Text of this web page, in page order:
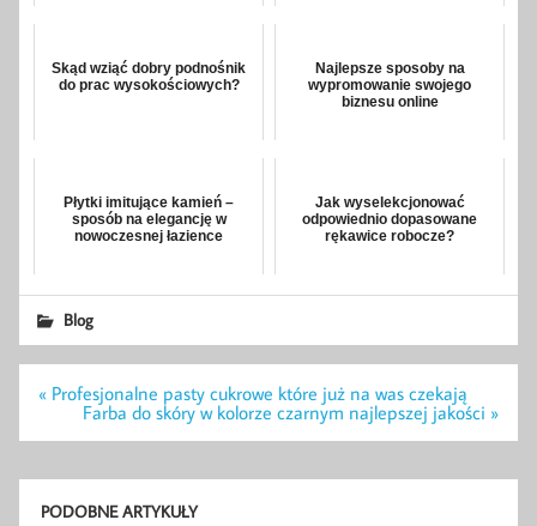
Skąd wziąć dobry podnośnik
do prac wysokościowych?
Najlepsze sposoby na
wypromowanie swojego
biznesu online
Płytki imitujące kamień –
sposób na elegancję w
nowoczesnej łazience
Jak wyselekcjonować
odpowiednio dopasowane
rękawice robocze?
Blog
Nawigacja
« Profesjonalne pasty cukrowe które już na was czekają
Farba do skóry w kolorze czarnym najlepszej jakości »
PODOBNE ARTYKUŁY